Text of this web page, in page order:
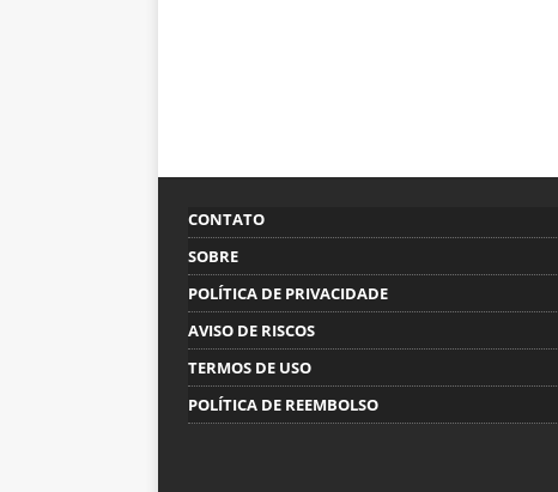
CONTATO
SOBRE
POLÍTICA DE PRIVACIDADE
AVISO DE RISCOS
TERMOS DE USO
POLÍTICA DE REEMBOLSO